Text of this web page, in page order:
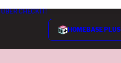
ÜBER CHECKIT!
HOMEBASE PLUS